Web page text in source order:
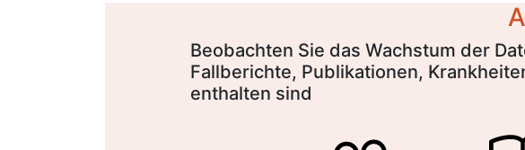
Beobachten Sie das Wachstum der
Fallberichte, Publikationen,
enthalten sind